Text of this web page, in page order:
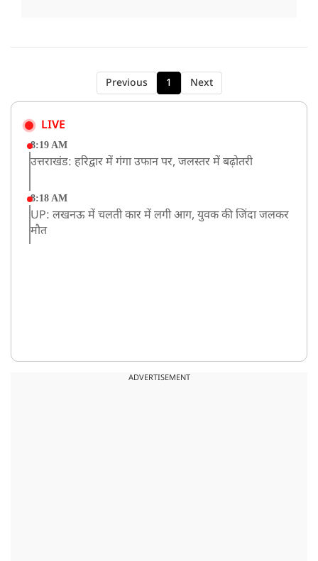
Previous 1 Next
LIVE
8:19 AM
उत्तराखंड: हरिद्वार में गंगा उफान पर, जलस्तर में बढ़ोतरी
8:18 AM
UP: लखनऊ में चलती कार में लगी आग, युवक की जिंदा जलकर
मौत
ADVERTISEMENT